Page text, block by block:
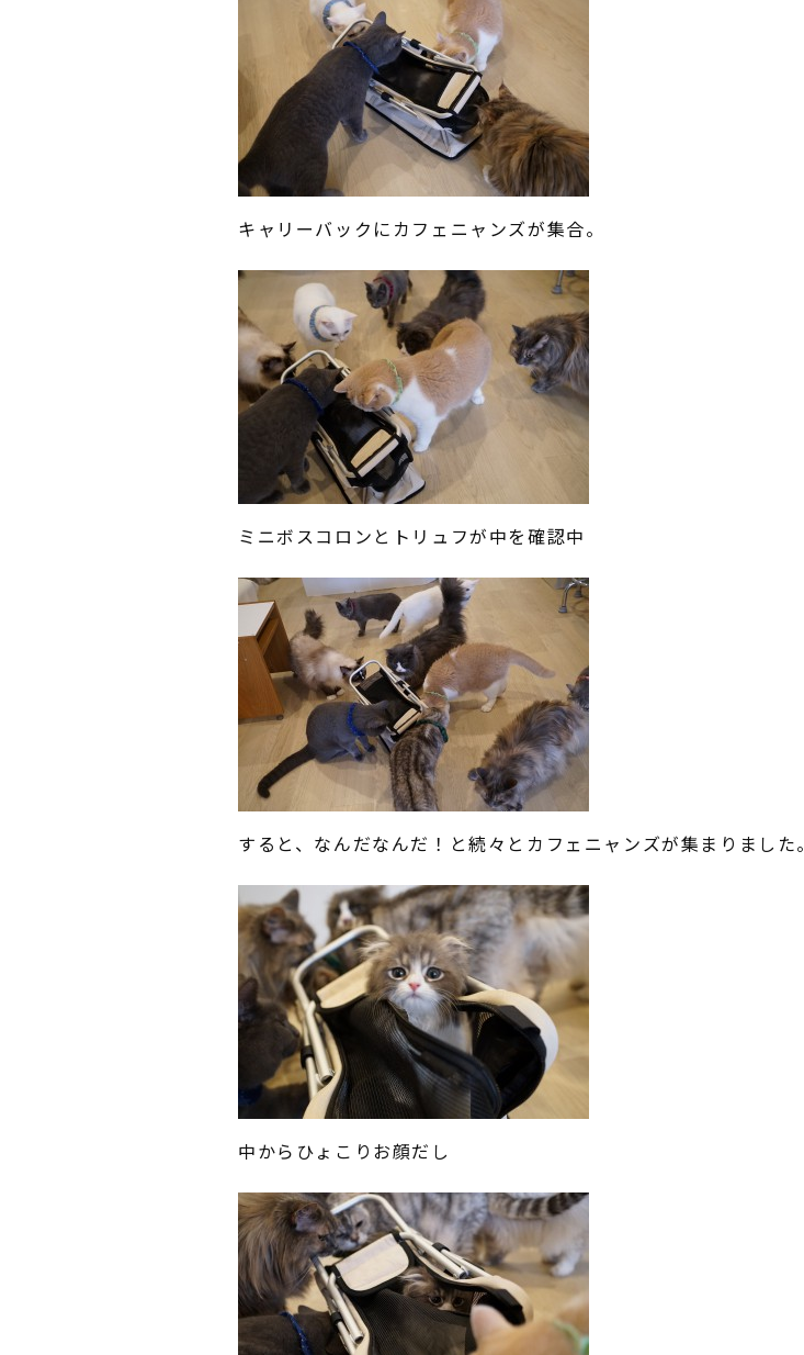
キャリーバックにカフェニャンズが集合。
ミニボスコロンとトリュフが中を確認中
すると、なんだなんだ！と続々とカフェニャンズが集まりました。
中からひょこりお顔だし